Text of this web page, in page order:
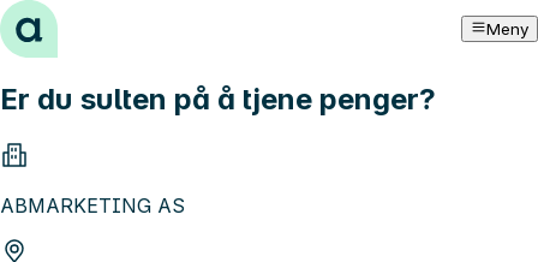
Hopp til innhold Meny
Er du sulten på å tjene penger?
ABMARKETING AS